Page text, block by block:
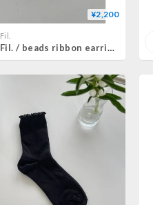
¥2,200
Fil.
Fil. / beads ribbon earring(即納)2color